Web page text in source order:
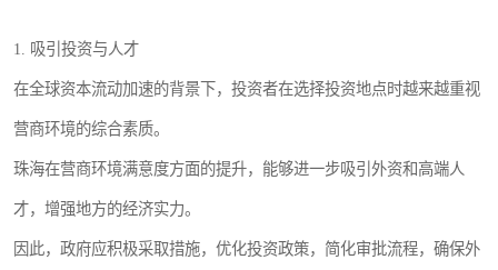
1. 吸引投资与人才
在全球资本流动加速的背景下，投资者在选择投资地点时越来越重视
营商环境的综合素质。
珠海在营商环境满意度方面的提升，能够进一步吸引外资和高端人
才，增强地方的经济实力。
因此，政府应积极采取措施，优化投资政策，简化审批流程，确保外